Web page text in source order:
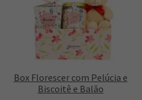
Box Florescer com Pelúcia e
Biscoitê e Balão